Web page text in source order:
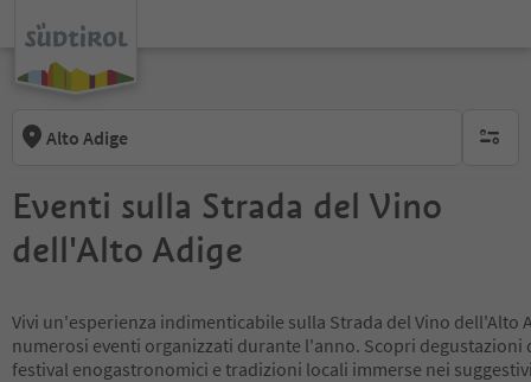
Alto Adige
Eventi sulla Strada del Vino
dell'Alto Adige
Vivi un'esperienza indimenticabile sulla Strada del Vino dell'Alto
numerosi eventi organizzati durante l'anno. Scopri degustazioni
festival enogastronomici e tradizioni locali immerse nei